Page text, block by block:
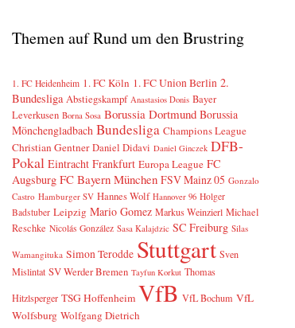
Themen auf Rund um den Brustring
1. FC Heidenheim 1. FC Köln 1. FC Union Berlin 2.
Bundesliga Abstiegskampf Anastasios Donis Bayer
Leverkusen Borna Sosa Borussia Dortmund Borussia
Mönchengladbach Bundesliga Champions League
Christian Gentner Daniel Didavi Daniel Ginczek DFB-
Pokal Eintracht Frankfurt Europa League FC
Augsburg FC Bayern München FSV Mainz 05 Gonzalo
Castro Hamburger SV Hannes Wolf Hannover 96 Holger
Badstuber Leipzig Mario Gomez Markus Weinzierl Michael
Reschke Nicolás González Sasa Kalajdzic SC Freiburg Silas
Wamangituka Simon Terodde Stuttgart Sven
Mislintat SV Werder Bremen Tayfun Korkut Thomas
Hitzlsperger TSG Hoffenheim VfB VfL Bochum VfL
Wolfsburg Wolfgang Dietrich